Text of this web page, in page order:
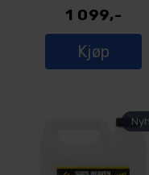
1 099,-
Kjøp